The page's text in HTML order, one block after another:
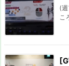
(
こ